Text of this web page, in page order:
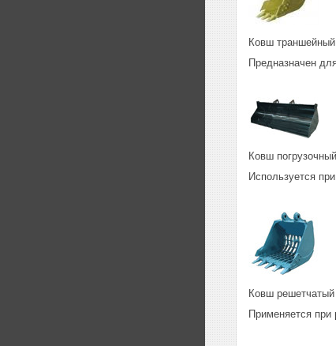
Ковш траншейный
Предназначен
Ковш погрузочный
Используется
Ковш решетчатый
Применяется при